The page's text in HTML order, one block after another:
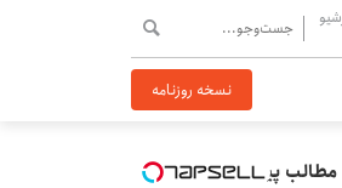
نسخه روزنامه
مطالب پیشنهادی